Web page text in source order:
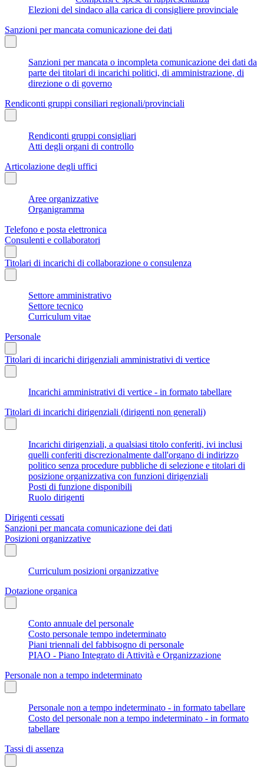
Elezioni del sindaco alla carica di consigliere provinciale
Sanzioni per mancata comunicazione dei dati
Sanzioni per mancata o incompleta comunicazione dei dati da
parte dei titolari di incarichi politici, di amministrazione, di
direzione o di governo
Rendiconti gruppi consiliari regionali/provinciali
Rendiconti gruppi consigliari
Atti degli organi di controllo
Articolazione degli uffici
Aree organizzative
Organigramma
Telefono e posta elettronica
Consulenti e collaboratori
Titolari di incarichi di collaborazione o consulenza
Settore amministrativo
Settore tecnico
Curriculum vitae
Personale
Titolari di incarichi dirigenziali amministrativi di vertice
Incarichi amministrativi di vertice - in formato tabellare
Titolari di incarichi dirigenziali (dirigenti non generali)
Incarichi dirigenziali, a qualsiasi titolo conferiti, ivi inclusi
quelli conferiti discrezionalmente dall'organo di indirizzo
politico senza procedure pubbliche di selezione e titolari di
posizione organizzativa con funzioni dirigenziali
Posti di funzione disponibili
Ruolo dirigenti
Dirigenti cessati
Sanzioni per mancata comunicazione dei dati
Posizioni organizzative
Curriculum posizioni organizzative
Dotazione organica
Conto annuale del personale
Costo personale tempo indeterminato
Piani triennali del fabbisogno di personale
PIAO - Piano Integrato di Attività e Organizzazione
Personale non a tempo indeterminato
Personale non a tempo indeterminato - in formato tabellare
Costo del personale non a tempo indeterminato - in formato
tabellare
Tassi di assenza